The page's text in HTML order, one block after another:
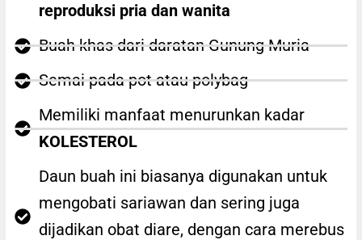
reproduksi pria dan wanita
Buah khas dari daratan Gunung Muria
Semai pada pot atau polybag
Memiliki manfaat menurunkan kadar
KOLESTEROL
Daun buah ini biasanya digunakan untuk
mengobati sariawan dan sering juga
dijadikan obat diare, dengan cara merebus